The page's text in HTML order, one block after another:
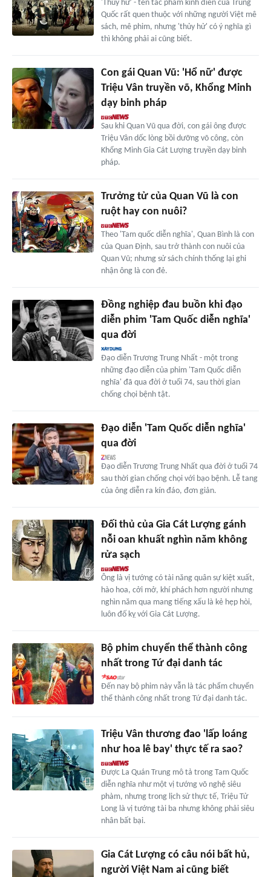
'Thủy hử' - tên tác phẩm kinh điển của Trung
Quốc rất quen thuộc với những người Việt mê
sách, mê phim, nhưng 'thủy hử' có ý nghĩa gì
thì không phải ai cũng biết.
Con gái Quan Vũ: 'Hổ nữ' được
Triệu Vân truyền võ, Khổng Minh
dạy binh pháp
Sau khi Quan Vũ qua đời, con gái ông được
Triệu Vân dốc lòng bồi dưỡng võ công, còn
Khổng Minh Gia Cát Lượng truyền dạy binh
pháp.
Trưởng tử của Quan Vũ là con
ruột hay con nuôi?
Theo 'Tam quốc diễn nghĩa', Quan Bình là con
của Quan Định, sau trở thành con nuôi của
Quan Vũ; nhưng sử sách chính thống lại ghi
nhận ông là con đẻ.
Đồng nghiệp đau buồn khi đạo
diễn phim 'Tam Quốc diễn nghĩa'
qua đời
Đạo diễn Trương Trung Nhất - một trong
những đạo diễn của phim 'Tam Quốc diễn
nghĩa' đã qua đời ở tuổi 74, sau thời gian
chống chọi bệnh tật.
Đạo diễn 'Tam Quốc diễn nghĩa'
qua đời
Đạo diễn Trương Trung Nhất qua đời ở tuổi 74
sau thời gian chống chọi với bạo bệnh. Lễ tang
của ông diễn ra kín đáo, đơn giản.
Đối thủ của Gia Cát Lượng gánh
nỗi oan khuất nghìn năm không
rửa sạch
Ông là vị tướng có tài năng quân sự kiệt xuất,
hào hoa, cởi mở, khí phách hơn người nhưng
nghìn năm qua mang tiếng xấu là kẻ hẹp hòi,
luôn đố kỵ với Gia Cát Lượng.
Bộ phim chuyển thể thành công
nhất trong Tứ đại danh tác
Đến nay bộ phim này vẫn là tác phẩm chuyển
thể thành công nhất trong Tứ đại danh tác.
Triệu Vân thương đao 'lấp loáng
như hoa lê bay' thực tế ra sao?
Được La Quán Trung mô tả trong Tam Quốc
diễn nghĩa như một vị tướng võ nghệ siêu
phàm, nhưng trong lịch sử thực tế, Triệu Tử
Long là vị tướng tài ba nhưng không phải siêu
nhân bất bại.
Gia Cát Lượng có câu nói bất hủ,
người Việt Nam ai cũng biết